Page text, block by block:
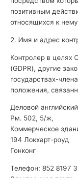
позитивным
относящихся к
2. Имя и адрес
Контролер в целях
(GDPR), другие
государствах-
положения,
Деловой
Рм. 502, 5/ж,
Коммерческое
194 Локхарт-роуд
Гонконг
Телефон: 852 8197